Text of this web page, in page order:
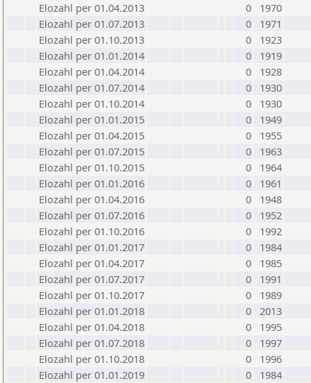
Elozahl per 01.04.2013
0
1970
Elozahl per 01.07.2013
0
1971
Elozahl per 01.10.2013
0
1923
Elozahl per 01.01.2014
0
1919
Elozahl per 01.04.2014
0
1928
Elozahl per 01.07.2014
0
1930
Elozahl per 01.10.2014
0
1930
Elozahl per 01.01.2015
0
1949
Elozahl per 01.04.2015
0
1955
Elozahl per 01.07.2015
0
1963
Elozahl per 01.10.2015
0
1964
Elozahl per 01.01.2016
0
1961
Elozahl per 01.04.2016
0
1948
Elozahl per 01.07.2016
0
1952
Elozahl per 01.10.2016
0
1992
Elozahl per 01.01.2017
0
1984
Elozahl per 01.04.2017
0
1985
Elozahl per 01.07.2017
0
1991
Elozahl per 01.10.2017
0
1989
Elozahl per 01.01.2018
0 2013
Elozahl per 01.04.2018
0
1995
Elozahl per 01.07.2018
0
1997
Elozahl per 01.10.2018
0
1996
Elozahl per 01.01.2019
0
1984